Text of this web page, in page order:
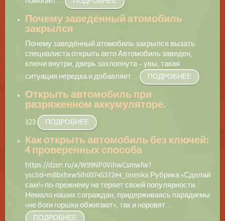
Почему заведённый атомобиль
закрылся
Почему заведённый атомобиль закрылся вызать
специалиста открыть авто Автомобиль заведен,
ключи внутри, дверь захлопнута – увы, такая
ситуация нередка и добавляет… ПОДРОБНЕЕ
Открыть автомобиль при
разряженном аккумуляторе.
123 ПОДРОБНЕЕ
Как открыть автомобиль без ключей:
4 проверенных способа
https://dzen.ru/a/W99NP0VihwCsmwfw?
ysclid=m8bxhxw5lh60745372#4_lineiika Рубрика «Сделай
сам!» по-прежнему не теряет своей популярности.
Немало наших сограждан, придерживаясь парадигмы
«не боги горшки обжигают», так и норовят…
ПОДРОБНЕЕ